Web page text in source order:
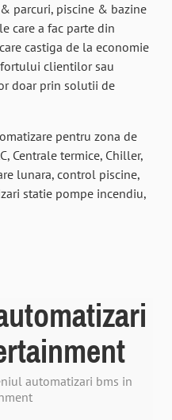
parcuri, piscine & bazine
care a fac parte din
castiga de la economie
clientilor sau
doar prin solutii de
pentru zona de
Centrale termice, Chiller,
lunara, control piscine,
statie pompe incendiu,
automatizari bms in